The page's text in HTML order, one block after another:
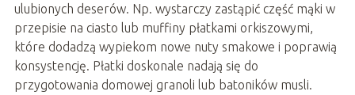
ulubionych deserów. Np. wystarczy zastąpić część mąki w
przepisie na ciasto lub muffiny płatkami orkiszowymi,
które dodadzą wypiekom nowe nuty smakowe i poprawią
konsystencję. Płatki doskonale nadają się do
przygotowania domowej granoli lub batoników musli.